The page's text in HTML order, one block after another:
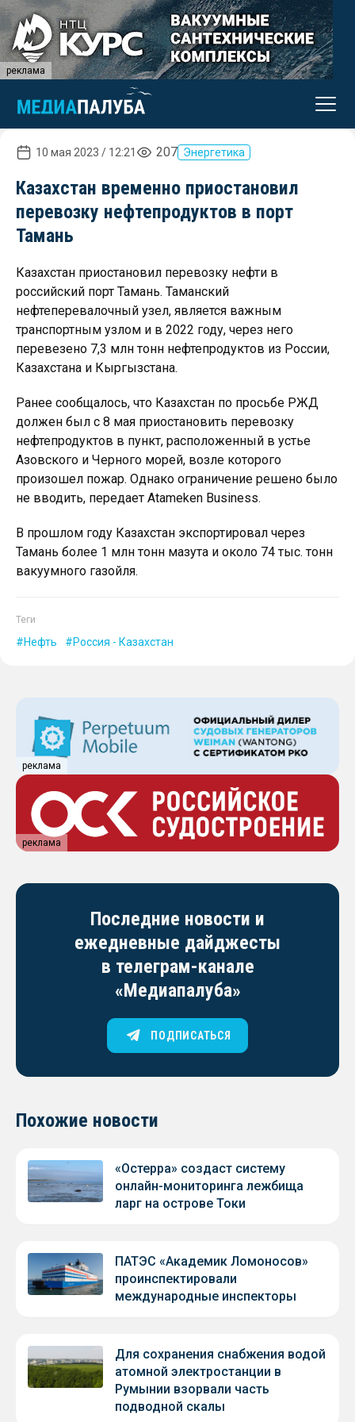
реклама
10 мая 2023 / 12:21 207 Энергетика
Казахстан временно приостановил
перевозку нефтепродуктов в порт
Тамань
Казахстан приостановил перевозку нефти в
российский порт Тамань. Таманский
нефтеперевалочный узел, является важным
транспортным узлом и в 2022 году, через него
перевезено 7,3 млн тонн нефтепродуктов из России,
Казахстана и Кыргызстана.
Ранее сообщалось, что Казахстан по просьбе РЖД
должен был с 8 мая приостановить перевозку
нефтепродуктов в пункт, расположенный в устье
Азовского и Черного морей, возле которого
произошел пожар. Однако ограничение решено было
не вводить, передает Atameken Business.
В прошлом году Казахстан экспортировал через
Тамань более 1 млн тонн мазута и около 74 тыс. тонн
вакуумного газойля.
Теги
Нефть Россия - Казахстан
реклама
реклама
Последние новости и
ежедневные дайджесты
в телеграм-канале
«Медиапалуба»
ПОДПИСАТЬСЯ
Похожие новости
«Остерра» создаст систему
онлайн-мониторинга лежбища
ларг на острове Токи
ПАТЭС «Академик Ломоносов»
проинспектировали
международные инспекторы
Для сохранения снабжения водой
атомной электростанции в
Румынии взорвали часть
подводной скалы